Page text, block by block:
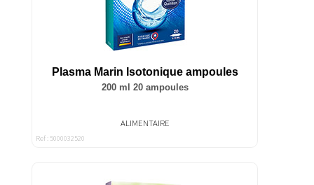
Plasma Marin Isotonique ampoules
200 ml 20 ampoules
ALIMENTAIRE
Ref : 5000032520